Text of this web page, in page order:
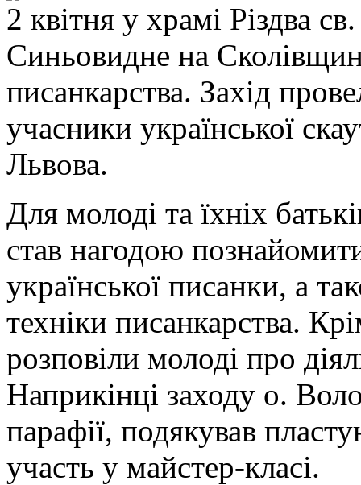
2 квітня у храмі Різдва
Синьовидне на
писанкарства. Захід
учасники української
Львова.
Для молоді та їхніх
став нагодою
української писанки, а
техніки писанкарства.
розповіли молоді про
Наприкінці заходу о.
парафії, подякував
участь у майстер-класі.